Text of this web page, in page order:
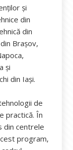
și
din
din
Brașov,
și
din Iași.
de
practică. În
din centrele
program,